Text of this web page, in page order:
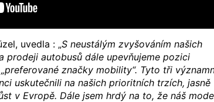
uvedla : „S neustálým zvyšováním našich
prodeji autobusů dále upevňujeme pozici
značky mobility“. Tyto tři
uskutečnili na našich prioritních trzích, jasně
v Evropě. Dále jsem hrdý na to, že náš